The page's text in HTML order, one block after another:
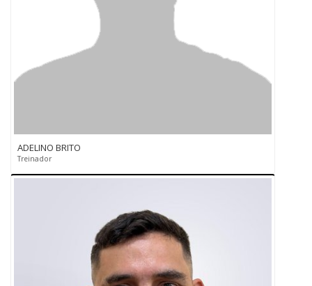
ADELINO BRITO
Treinador